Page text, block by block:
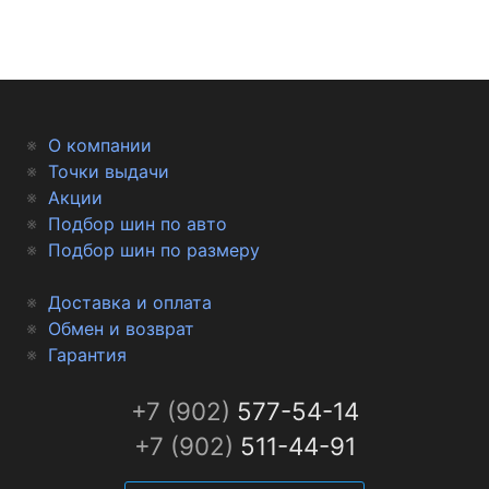
улучшает реакции и поведение автомобиля.
О компании
Точки выдачи
Акции
Подбор шин по авто
Подбор шин по размеру
Доставка и оплата
Обмен и возврат
Гарантия
+7 (902) 577-54-14
+7 (902) 511-44-91